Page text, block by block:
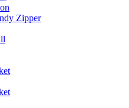
Zipper